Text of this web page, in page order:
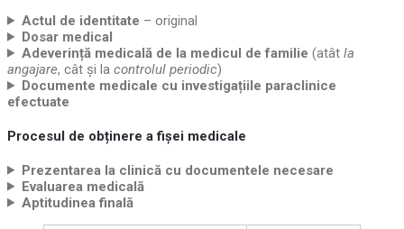
Actul de identitate – original
Dosar medical
Adeverință medicală de la medicul de familie (atâtla
angajare, cât și la controlul periodic)
Documente medicale cu investigațiile paraclinice
efectuate
Procesul de obținere a fișei medicale
Prezentarea la clinică cu documentele necesare
Evaluarea medicală
Aptitudinea finală